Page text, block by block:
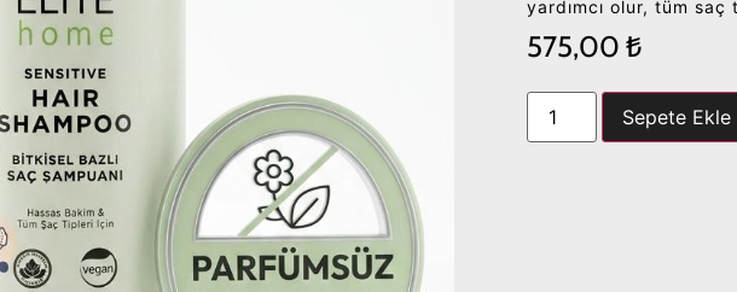
yardımcı olur, tüm
575,00 ₺
Sepete Ekle